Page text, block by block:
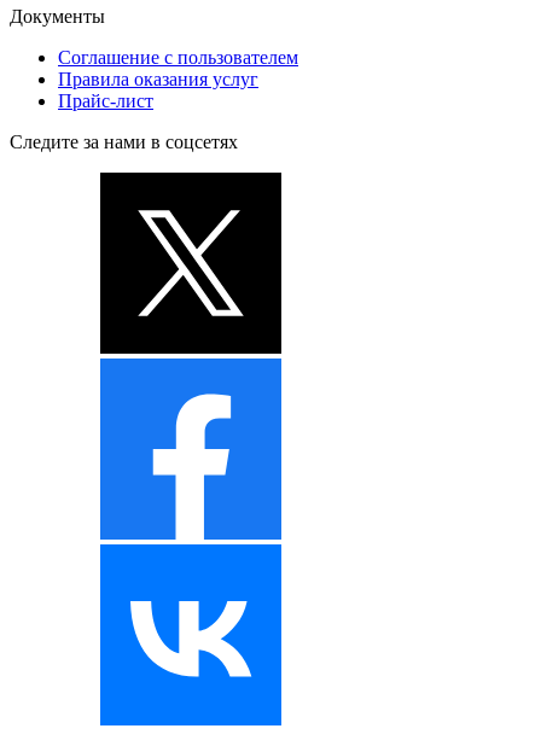
Документы
Соглашение с пользователем
Правила оказания услуг
Прайс-лист
Следите за нами в соцсетях